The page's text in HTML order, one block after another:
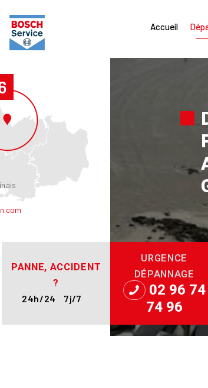
Accueil
PANNE, ACCIDENT
?
24h/24 7j/7
URGENCE
DÉPANNAGE
02 96 74
74 96